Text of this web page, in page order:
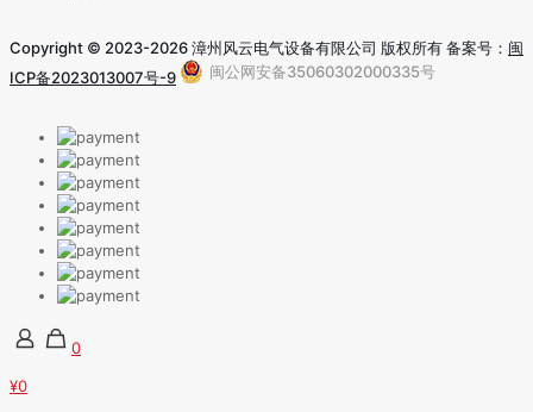
Copyright © 2023-2026 漳州风云电气设备有限公司 版权所有 备案号： 闽
ICP备2023013007号-9
闽公网安备35060302000335号
0
¥0